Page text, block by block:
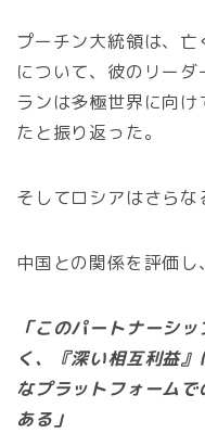
プーチン大統領は、
について、彼のリー
ランは多極世界に向
たと振り返った。
そしてロシアはさらな
中国との関係を評価し
「このパートナーシ
く、『深い相互利益
なプラットフォーム
ある」